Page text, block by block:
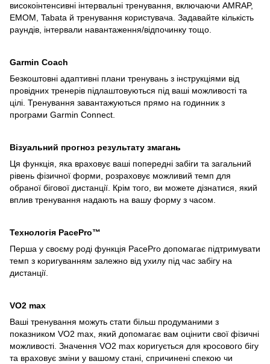
високоінтенсивні інтервальні тренування, включаючи AMRAP,
EMOM, Tabata й тренування користувача. Задавайте кількість
раундів, інтервали навантаження/відпочинку тощо.
Garmin Coach
Безкоштовні адаптивні плани тренувань з інструкціями від
провідних тренерів підлаштовуються під ваші можливості та
цілі. Тренування завантажуються прямо на годинник з
програми Garmin Connect.
Візуальний прогноз результату змагань
Ця функція, яка враховує ваші попередні забіги та загальний
рівень фізичної форми, розраховує можливий темп для
обраної бігової дистанції. Крім того, ви можете дізнатися, який
вплив тренування надають на вашу форму з часом.
Технологія PacePro™
Перша у своєму роді функція PacePro допомагає підтримувати
темп з коригуванням залежно від ухилу під час забігу на
дистанції.
VO2 max
Ваші тренування можуть стати більш продуманими з
показником VO2 max, який допомагає вам оцінити свої фізичні
можливості. Значення VO2 max коригується для кросового бігу
та враховує зміни у вашому стані, спричинені спекою чи